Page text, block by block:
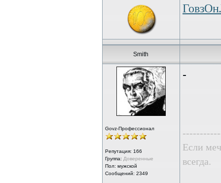
Smith
Govz-Профессионал
Репутация: 166
Группа: Доверенные
Пол: мужской
Сообщений: 2349
-
Если
всегда.